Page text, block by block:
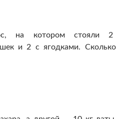
на котором стояли 2
и 2 с ягодками. Сколько